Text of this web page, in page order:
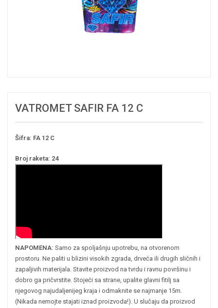
VATROMET SAFIR FA 12 C
Šifra: FA 12 C
Broj raketa: 24
NAPOMENA: Samo za spoljašnju upotrebu, na otvorenom
prostoru. Ne paliti u blizini visokih zgrada, drveća ili drugih sličnih i
zapaljivih materijala. Stavite proizvod na tvrdu i ravnu površinu i
dobro ga pričvrstite. Stojeći sa strane, upalite glavni fitilj sa
njegovog najudaljenijeg kraja i odmaknite se najmanje 15m.
(Nikada nemojte stajati iznad proizvoda!). U slučaju da proizvod